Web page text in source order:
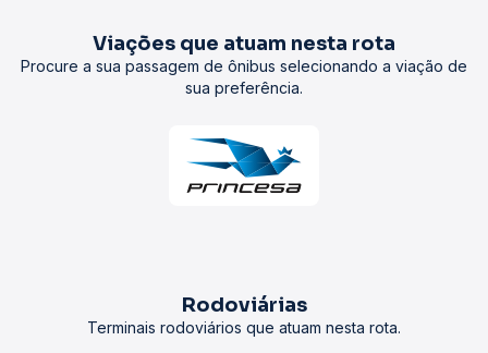
Viações que atuam nesta rota
Procure a sua passagem de ônibus selecionando a viação de
sua preferência.
Rodoviárias
Terminais rodoviários que atuam nesta rota.